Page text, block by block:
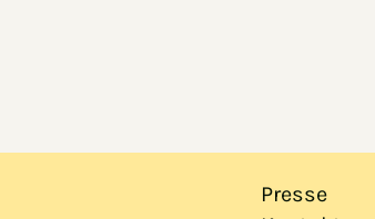
Presse